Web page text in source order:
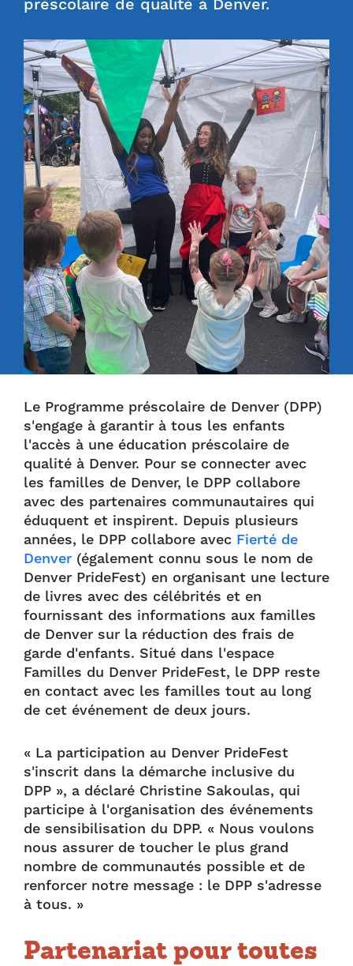
préscolaire de qualité à Denver.
Le Programme préscolaire de Denver (DPP)
s'engage à garantir à tous les enfants
l'accès à une éducation préscolaire de
qualité à Denver. Pour se connecter avec
les familles de Denver, le DPP collabore
avec des partenaires communautaires qui
éduquent et inspirent. Depuis plusieurs
années, le DPP collabore avec Fierté de
Denver (également connu sous le nom de
Denver PrideFest) en organisant une lecture
de livres avec des célébrités et en
fournissant des informations aux familles
de Denver sur la réduction des frais de
garde d'enfants. Situé dans l'espace
Familles du Denver PrideFest, le DPP reste
en contact avec les familles tout au long
de cet événement de deux jours.
« La participation au Denver PrideFest
s'inscrit dans la démarche inclusive du
DPP », a déclaré Christine Sakoulas, qui
participe à l'organisation des événements
de sensibilisation du DPP. « Nous voulons
nous assurer de toucher le plus grand
nombre de communautés possible et de
renforcer notre message : le DPP s'adresse
à tous. »
Partenariat pour toutes